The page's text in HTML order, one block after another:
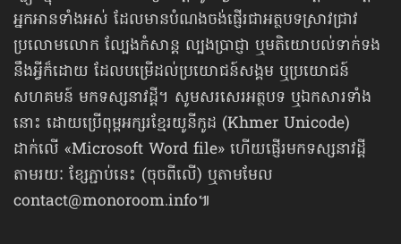
អ្នកអានទាំងអស់ ដែល​មានបំណងចង់ផ្ញើរជា​អត្ថបទ​​ស្រាវជ្រាវ
ប្រលោមលោក ល្បែង​កំសាន្ដ ល្បងប្រាជ្ញា ឬមតិ​យោបល់ទាក់ទង
នឹងអ្វីក៏ដោយ ដែលបម្រើ​ដល់​ប្រយោជន៍​សង្គម ឬប្រយោជន៍​
សហគមន៍ មកទស្សនាវដ្ដី។ សូមសរសេរ​អត្ថបទ ឬឯកសារទាំង
នោះ ដោយ​ប្រើពុម្ពអក្សរខ្មែរ​យូនីកូដ (Khmer Unicode)
ដាក់លើ «Microsoft Word file» ហើយផ្ញើរ​មកទស្សនាវដ្ដី​
តាម​រយៈ​ ខ្សែភ្ជាប់នេះ (ចុចពីលើ) ឬតាម​មែល​
contact@monoroom.info៕